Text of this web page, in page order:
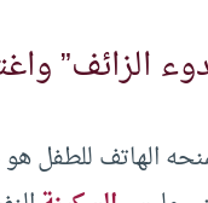
الهاتف للطفل